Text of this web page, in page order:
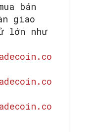
bán
giao
lớn như